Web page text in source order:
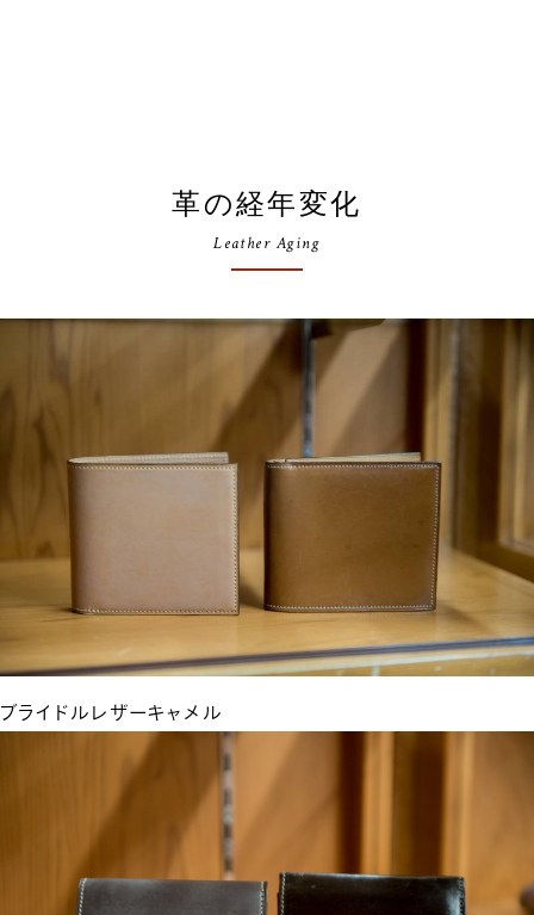
革の経年変化
Leather Aging
ブライドルレザーキャメル